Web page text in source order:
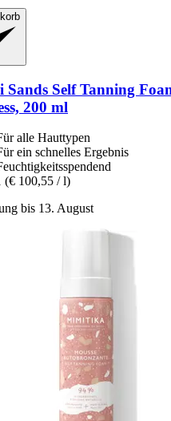
Sands Self Tanning
200 ml
alle Hauttypen
ein schnelles Ergebnis
(€ 100,55 / l)
bis 13. August